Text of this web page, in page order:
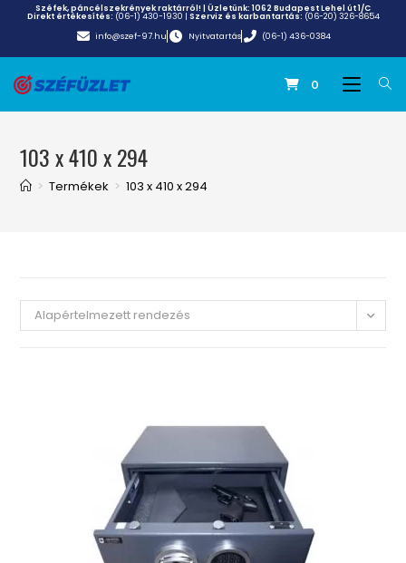
Széfek, páncélszekrények raktárról! | Üzletünk:1062 Budapest Lehel út 1/C
Direkt értékesítés: (06-1) 430-1930 | Szerviz és karbantartás: (06-20) 326-8654
info@szef-97.hu
Nyitvatartás (06-1) 436-0384
0
103 x 410 x 294
> Termékek > 103 x 410 x 294
Alapértelmezett rendezés